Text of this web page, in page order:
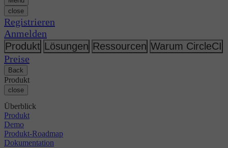
Autoscaling
Technische Services
GitHub
GitLab
Bitbucket
AWS
GCP
Azure
Kubernetes
Automatisierung
Kontinuierliche Integration
Mobile
KI
Release-Orchestrierung
Sicherheit & Compliance
Enterprise
KMU
Startup
Kundengeschichten
Berichte & Leitfäden
Podcast
Blog
Themen
Changelog
Veranstaltungen
Diskussionsforum
Open Source
CircleCI vs GitHub Actions
CircleCI vs Harness
CircleCI vs Harness
CircleCI vs Jenkins
CircleCI vs Bitrise
Über uns
Partner
Newsroom
close
Registrieren
Anmelden
Produkt Lösungen Ressourcen Warum CircleCI
Preise
Back
Produkt
close
Überblick
Produkt
Demo
Produkt-Roadmap
Dokumentation